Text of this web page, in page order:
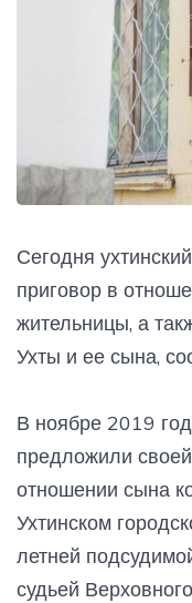
Сегодня
приговор в
жительницы, а
Ухты и ее сына,
В ноябре 2019
предложили
отношении сына
Ухтинском
летней
судьей